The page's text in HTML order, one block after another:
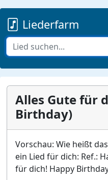
Liederfarm
Alles Gute für
Birthday)
Vorschau: Wie heißt
ein Lied für dich: Ref.:
für dich! Happy